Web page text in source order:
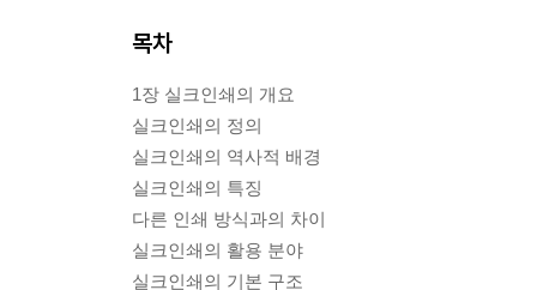
목차
1장 실크인쇄의 개요
실크인쇄의 정의
실크인쇄의 역사적 배경
실크인쇄의 특징
다른 인쇄 방식과의 차이
실크인쇄의 활용 분야
실크인쇄의 기본 구조